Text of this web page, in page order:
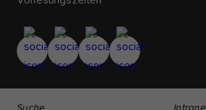
Suche